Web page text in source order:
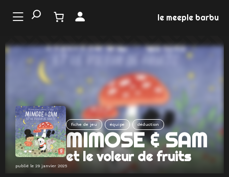
LE
le meeple barbu
fiche de jeu équipe déduction
MIMOSE & SAM
et le voleur de fruits
publié le 29 janvier 2025